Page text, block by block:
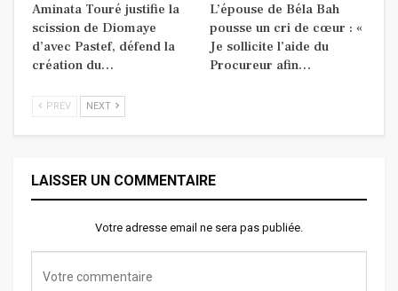
Aminata Touré justifie la
scission de Diomaye
d’avec Pastef, défend la
création du…
L’épouse de Béla Bah
pousse un cri de cœur : «
Je sollicite l’aide du
Procureur afin…
PREV NEXT
LAISSER UN COMMENTAIRE
Votre adresse email ne sera pas publiée.